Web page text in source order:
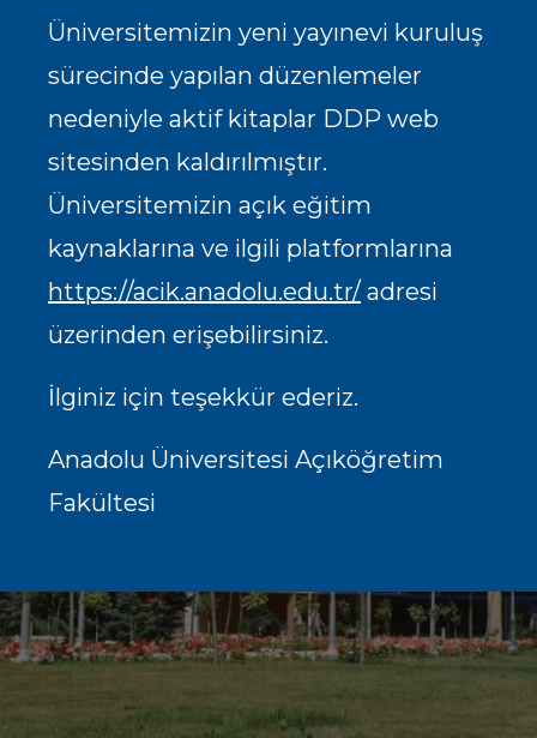
Üniversitemizin yeni yayınevi kuruluş
sürecinde yapılan düzenlemeler
nedeniyle aktif kitaplar DDP web
sitesinden kaldırılmıştır.
Üniversitemizin açık eğitim
kaynaklarına ve ilgili platformlarına
https://acik.anadolu.edu.tr/ adresi
üzerinden erişebilirsiniz.
İlginiz için teşekkür ederiz.
Anadolu Üniversitesi Açıköğretim
Fakültesi